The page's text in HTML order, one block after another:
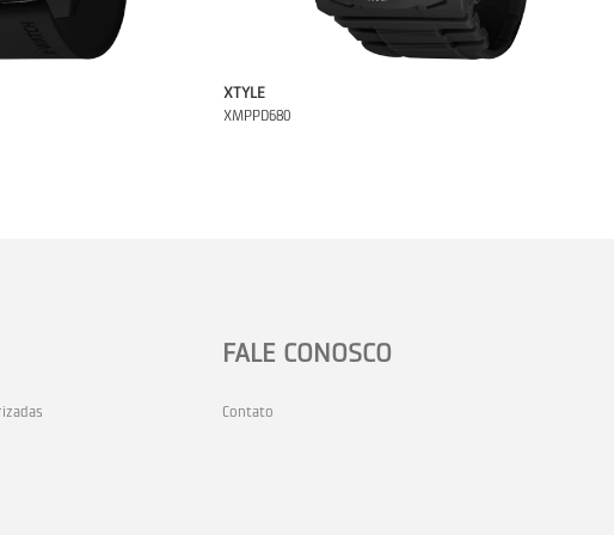
XTYLE
XMPPD680
FALE CONOSCO
Contato